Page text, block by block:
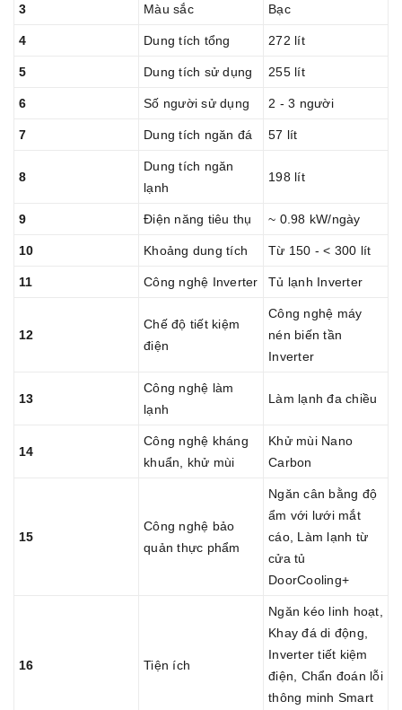
3 Màu sắc Bạc
4 Dung tích tổng 272 lít
5 Dung tích sử dụng 255 lít
6 Số người sử dụng 2 - 3 người
7 Dung tích ngăn đá 57 lít
8
Dung tích ngăn
lạnh
198 lít
9 Điện năng tiêu thụ ~ 0.98 kW/ngày
10 Khoảng dung tích Từ 150 - < 300 lít
11 Công nghệ Inverter Tủ lạnh Inverter
12
Chế độ tiết kiệm
điện
Công nghệ máy
nén biến tần
Inverter
13
Công nghệ làm
lạnh
Làm lạnh đa chiều
14
Công nghệ kháng
khuẩn, khử mùi
Khử mùi Nano
Carbon
15
Công nghệ bảo
quản thực phẩm
Ngăn cân bằng độ
ẩm với lưới mắt
cáo, Làm lạnh từ
cửa tủ
DoorCooling+
16 Tiện ích
Ngăn kéo linh hoạt,
Khay đá di động,
Inverter tiết kiệm
điện, Chẩn đoán lỗi
thông minh Smart